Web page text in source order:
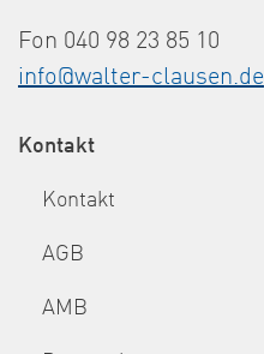
Fon 040 98 23 85 10
info@walter-clausen.de
Kontakt
Kontakt
AGB
AMB